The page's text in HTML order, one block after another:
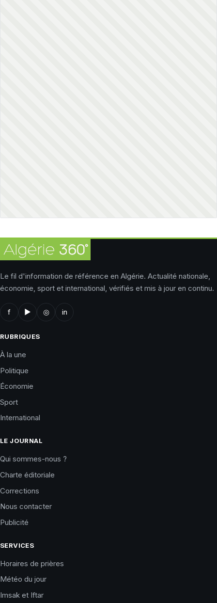
Le fil d'information de référence en Algérie. Actualité nationale,
économie, sport et international, vérifiés et mis à jour en continu.
f ▶ ◎ in
RUBRIQUES
À la une
Politique
Économie
Sport
International
LE JOURNAL
Qui sommes-nous ?
Charte éditoriale
Corrections
Nous contacter
Publicité
SERVICES
Horaires de prières
Météo du jour
Imsak et Iftar